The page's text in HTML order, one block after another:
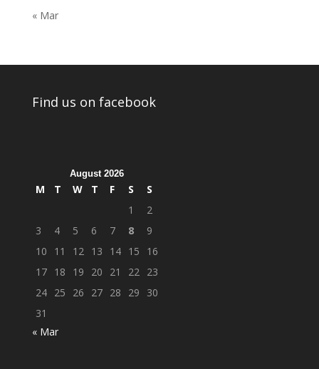
« Mar
Find us on facebook
August 2026
M T W T F S
S
1
2
3
4 5 6 7 8
9
10
11 12 13 14 15
16
17 18 19 20 21 22
23
24 25 26 27 28 29
30
31
« Mar